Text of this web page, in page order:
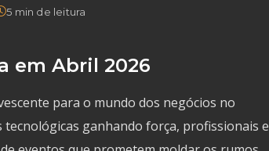
5 min de leitura
em Abril 2026
para o mundo dos negócios no
tecnológicas ganhando força, profissionais e